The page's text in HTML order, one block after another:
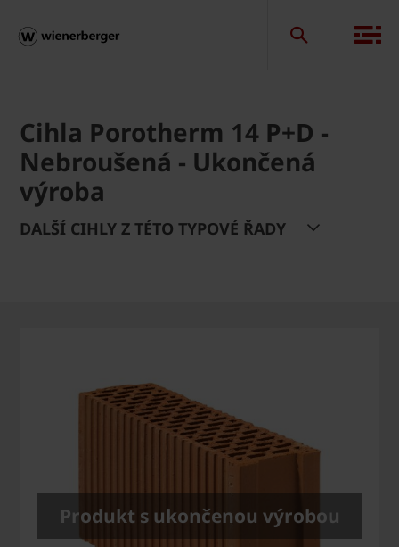
Cihla Porotherm 14 P+D -
Nebroušená - Ukončená
výroba
DALŠÍ CIHLY Z TÉTO TYPOVÉ ŘADY
Produkt s ukončenou výrobou